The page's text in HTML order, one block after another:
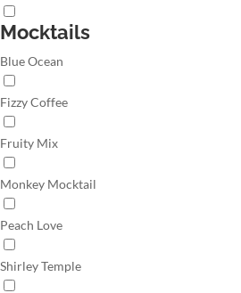
Mocktails
Blue Ocean
Fizzy Coffee
Fruity Mix
Monkey Mocktail
Peach Love
Shirley Temple